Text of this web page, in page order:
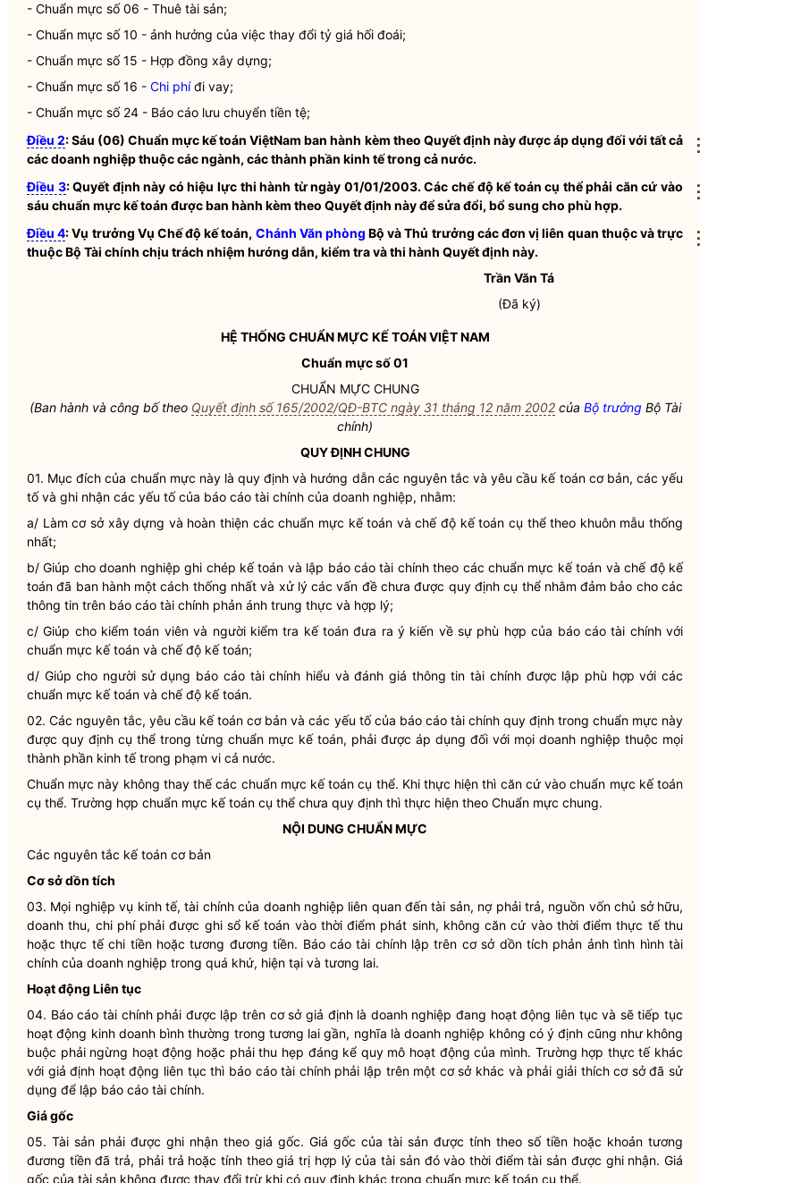
- Chuẩn mực số 06 - Thuê tài sản;
- Chuẩn mực số 10 - ảnh hưởng của việc thay đổi tỷ giá hối đoái;
- Chuẩn mực số 15 - Hợp đồng xây dựng;
- Chuẩn mực số 16 - Chi phíđi vay;
- Chuẩn mực số 24 - Báo cáo lưu chuyển tiền tệ;
Điều 2:Sáu (06) Chuẩn mực kế toán ViệtNam ban hành kèm theo Quyết định này được áp dụng đối với tất cả
các doanh nghiệp thuộc các ngành, các thành phần kinh tế trong cả nước.
Điều 3:Quyết định này có hiệu lực thi hành từ ngày 01/01/2003. Các chế độ kế toán cụ thể phải căn cứ vào
sáu chuẩn mực kế toán được ban hành kèm theo Quyết định này để sửa đổi, bổ sung cho phù hợp.
Điều 4:Vụ trưởng Vụ Chế độ kế toán, Chánh Văn phòng Bộ và Thủ trưởng các đơn vị liên quan thuộc và trực
thuộc Bộ Tài chính chịu trách nhiệm hướng dẫn, kiểm tra và thi hành Quyết định này.
Trần Văn Tá
(Đã ký)
HỆ THỐNG CHUẨN MỰC KẾ TOÁN VIỆTNAM
Chuẩn mực số 01
CHUẨN MỰC CHUNG
(Ban hành và công bố theo Quyết định số 165/2002/QĐ-BTC ngày 31 tháng 12 năm 2002của Bộ trưởng Bộ Tài
chính)
QUY ĐỊNH CHUNG
01. Mục đích của chuẩn mực này là quy định và hướng dẫn các nguyên tắc và yêu cầu kế toán cơ bản, các yếu
tố và ghi nhận các yếu tố của báo cáo tài chính của doanh nghiệp, nhằm:
a/ Làm cơ sở xây dựng và hoàn thiện các chuẩn mực kế toán và chế độ kế toán cụ thể theo khuôn mẫu thống
nhất;
b/ Giúp cho doanh nghiệp ghi chép kế toán và lập báo cáo tài chính theo các chuẩn mực kế toán và chế độ kế
toán đã ban hành một cách thống nhất và xử lý các vấn đề chưa được quy định cụ thể nhằm đảm bảo cho các
thông tin trên báo cáo tài chính phản ánh trung thực và hợp lý;
c/ Giúp cho kiểm toán viên và người kiểm tra kế toán đưa ra ý kiến về sự phù hợp của báo cáo tài chính với
chuẩn mực kế toán và chế độ kế toán;
d/ Giúp cho người sử dụng báo cáo tài chính hiểu và đánh giá thông tin tài chính được lập phù hợp với các
chuẩn mực kế toán và chế độ kế toán.
02. Các nguyên tắc, yêu cầu kế toán cơ bản và các yếu tố của báo cáo tài chính quy định trong chuẩn mực này
được quy định cụ thể trong từng chuẩn mực kế toán, phải được áp dụng đối với mọi doanh nghiệp thuộc mọi
thành phần kinh tế trong phạm vi cả nước.
Chuẩn mực này không thay thế các chuẩn mực kế toán cụ thể. Khi thực hiện thì căn cứ vào chuẩn mực kế toán
cụ thể. Trường hợp chuẩn mực kế toán cụ thể chưa quy định thì thực hiện theo Chuẩn mực chung.
NỘI DUNG CHUẨN MỰC
Các nguyên tắc kế toán cơ bản
Cơ sở dồn tích
03. Mọi nghiệp vụ kinh tế, tài chính của doanh nghiệp liên quan đến tài sản, nợ phải trả, nguồn vốn chủ sở hữu,
doanh thu, chi phíphải được ghi sổ kế toán vào thời điểm phát sinh, không căn cứ vào thời điểm thực tế thu
hoặc thực tế chi tiền hoặc tương đương tiền. Báo cáo tài chính lập trên cơ sở dồn tích phản ảnh tình hình tài
chính của doanh nghiệp trong quá khứ, hiện tại và tương lai.
Hoạt động Liên tục
04. Báo cáo tài chính phải được lập trên cơ sở giả định là doanh nghiệp đang hoạt động liên tục và sẽ tiếp tục
hoạt động kinh doanh bình thường trong tương lai gần, nghĩa là doanh nghiệp không có ý định cũng như không
buộc phải ngừng hoạt động hoặc phải thu hẹp đáng kể quy mô hoạt động của mình. Trường hợp thực tế khác
với giả định hoạt động liên tục thì báo cáo tài chính phải lập trên một cơ sở khác và phải giải thích cơ sở đã sử
dụng để lập báo cáo tài chính.
Giá gốc
05. Tài sản phải được ghi nhận theo giá gốc. Giá gốc của tài sản được tính theo số tiền hoặc khoản tương
đương tiền đã trả, phải trả hoặc tính theo giá trị hợp lý của tài sản đó vào thời điểm tài sản được ghi nhận. Giá
gốc của tài sản không được thay đổi trừ khi có quy định khác trong chuẩn mực kế toán cụ thể.
⋮
⋮
⋮